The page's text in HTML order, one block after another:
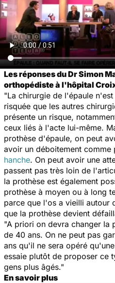
Les réponses du Dr Simon
orthopédiste à l'hôpital
"La chirurgie de l'épaule
risquée que les autres
présente un risque,
ceux liés à l'acte lui-même.
prothèse d'épaule, on peut
avoir un déboitement comme
hanche. On peut avoir une
passent pas très loin de
la prothèse est également
prothèse à moyen ou à long
parce que l'os a vieilli autour
que la prothèse devient
"A priori on devra changer la
de 40 ans. On ne peut pas
ans qu'il ne sera opéré
essaie plutôt de proposer ce
gens plus âgés."
En savoir plus